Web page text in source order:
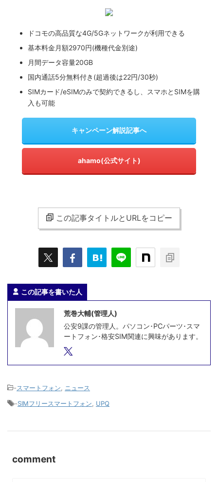
ドコモの高品質な4G/5Gネットワークが利用できる
基本料金月額2970円(機種代金別途)
月間データ容量20GB
国内通話5分無料付き(超過後は22円/30秒)
SIMカード/eSIMのみで契約できるし、スマホとSIMを購
入も可能
キャンペーン解説記事へ
ahamo(公式サイト)
この記事タイトルとURLをコピー
この記事を書いた人
荒巻大輔(管理人)
公安9課の管理人。パソコン･PCパーツ･スマ
ートフォン･格安SIM関連に興味があります。
-スマートフォン
ニュース
-SIMフリースマートフォン UPQ
comment